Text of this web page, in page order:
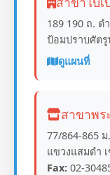
189 190 ถ. ด
ป้อมปราบศัตรู
ดูแผนที่
สาขาพร
77/864-865
แขวงแสมดำ
Fax: 02-